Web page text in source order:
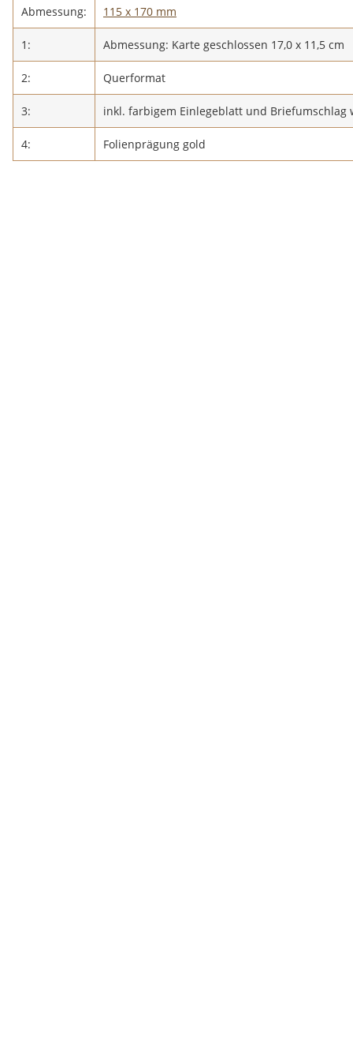
Abmessung: 115 x 170 mm
1: Abmessung: Karte geschlossen 17,0 x 11,5 cm
2: Querformat
3: inkl. farbigem Einlegeblatt und Briefumschlag
4: Folienprägung gold